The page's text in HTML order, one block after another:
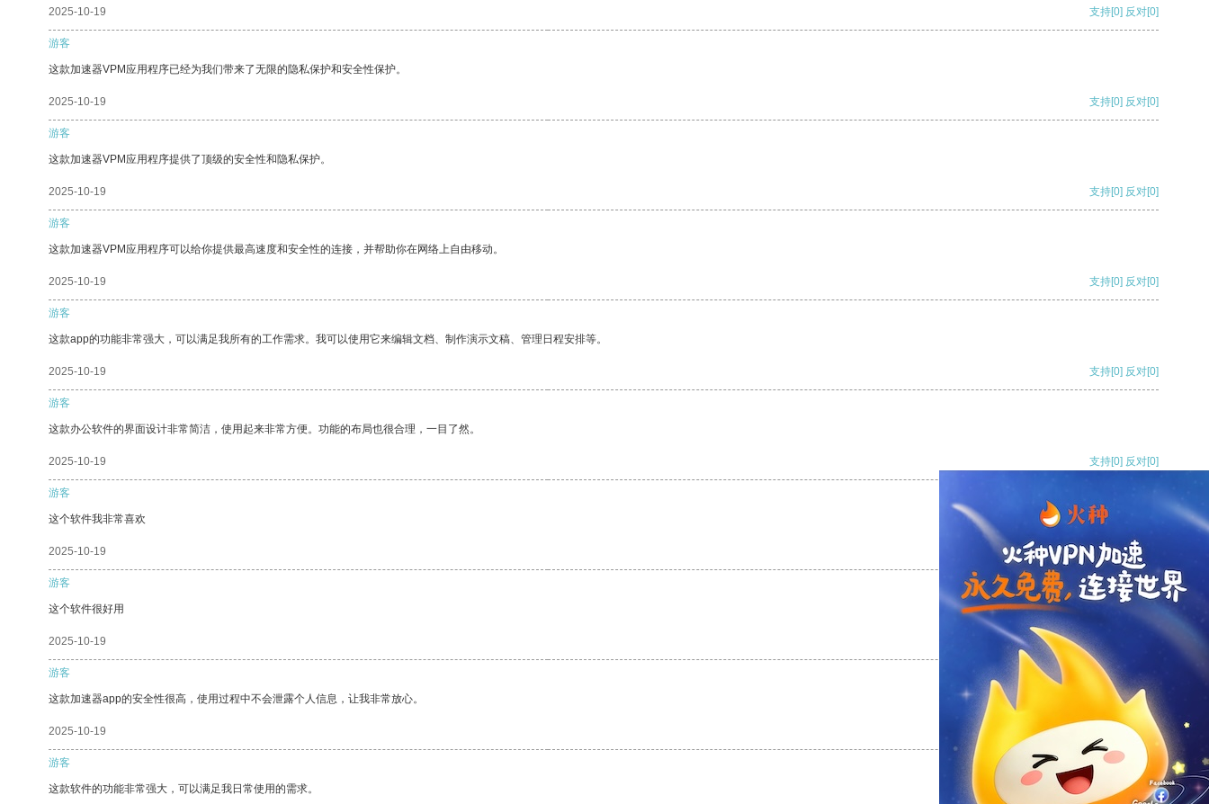
2025-10-19 支持[0] 反对[0]
游客
这款加速器VPM应用程序已经为我们带来了无限的隐私保护和安全性保护。
2025-10-19 支持[0] 反对[0]
游客
这款加速器VPM应用程序提供了顶级的安全性和隐私保护。
2025-10-19 支持[0] 反对[0]
游客
这款加速器VPM应用程序可以给你提供最高速度和安全性的连接，并帮助你在网络上自由移动。
2025-10-19 支持[0] 反对[0]
游客
这款app的功能非常强大，可以满足我所有的工作需求。我可以使用它来编辑文档、制作演示文稿、管理日程安排等。
2025-10-19 支持[0] 反对[0]
游客
这款办公软件的界面设计非常简洁，使用起来非常方便。功能的布局也很合理，一目了然。
2025-10-19 支持[0] 反对[0]
游客
这个软件我非常喜欢
2025-10-19 支持[0] 反对
游客
这个软件很好用
2025-10-19 支持
游客
这款加速器app的安全性很高，使用过程中不会泄露个人信息，让我非常放心。
2025-10-19 反对 [0]
游客
这款软件的功能非常强大，可以满足我日常使用的需求。